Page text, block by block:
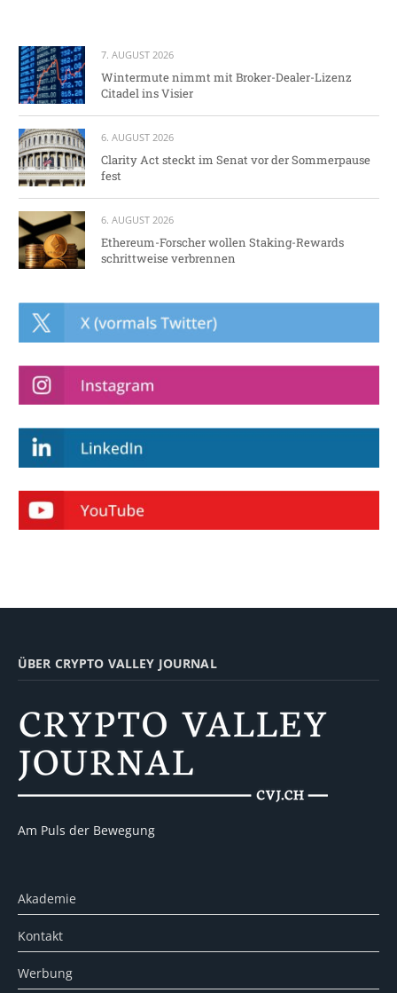
7. AUGUST 2026
Wintermute nimmt mit Broker-Dealer-Lizenz
Citadel ins Visier
6. AUGUST 2026
Clarity Act steckt im Senat vor der Sommerpause
fest
6. AUGUST 2026
Ethereum-Forscher wollen Staking-Rewards
schrittweise verbrennen
ÜBER CRYPTO VALLEY JOURNAL
Am Puls der Bewegung
Akademie
Kontakt
Werbung